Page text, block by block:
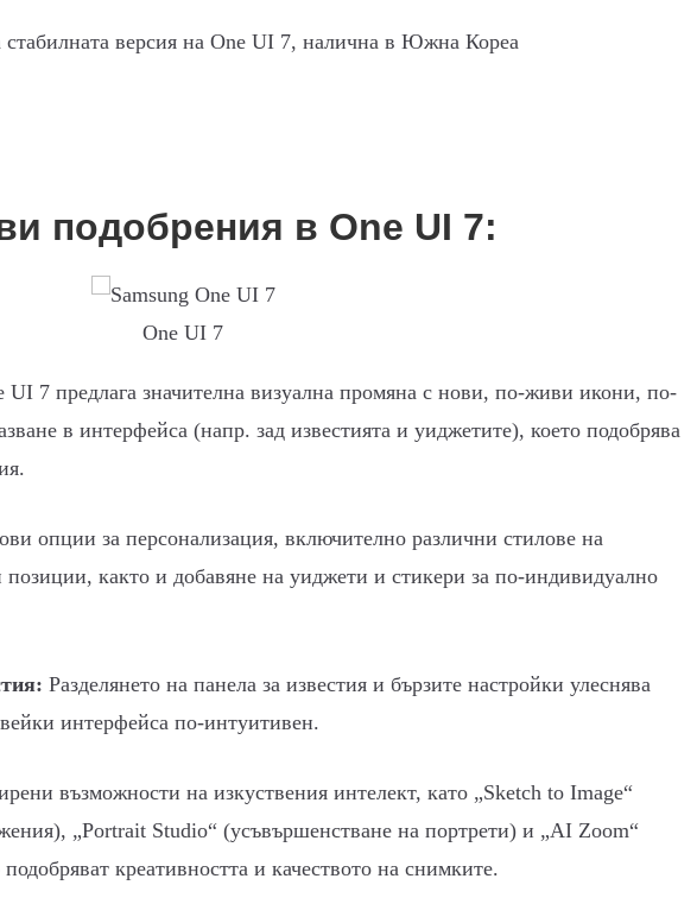
подобрения в One UI 7:
One UI 7
UI 7 предлага значителна визуална промяна с нови, по-живи икони, по-
в интерфейса (напр. зад известията и уиджетите), което подобрява
опции за персонализация, включително различни стилове на
позиции, както и добавяне на уиджети и стикери за по-индивидуално
Разделянето на панела за известия и бързите настройки улеснява
интерфейса по-интуитивен.
възможности на изкуствения интелект, като „Sketch to Image“
„Portrait Studio“ (усъвършенстване на портрети) и „AI Zoom“
креативността и качеството на снимките.